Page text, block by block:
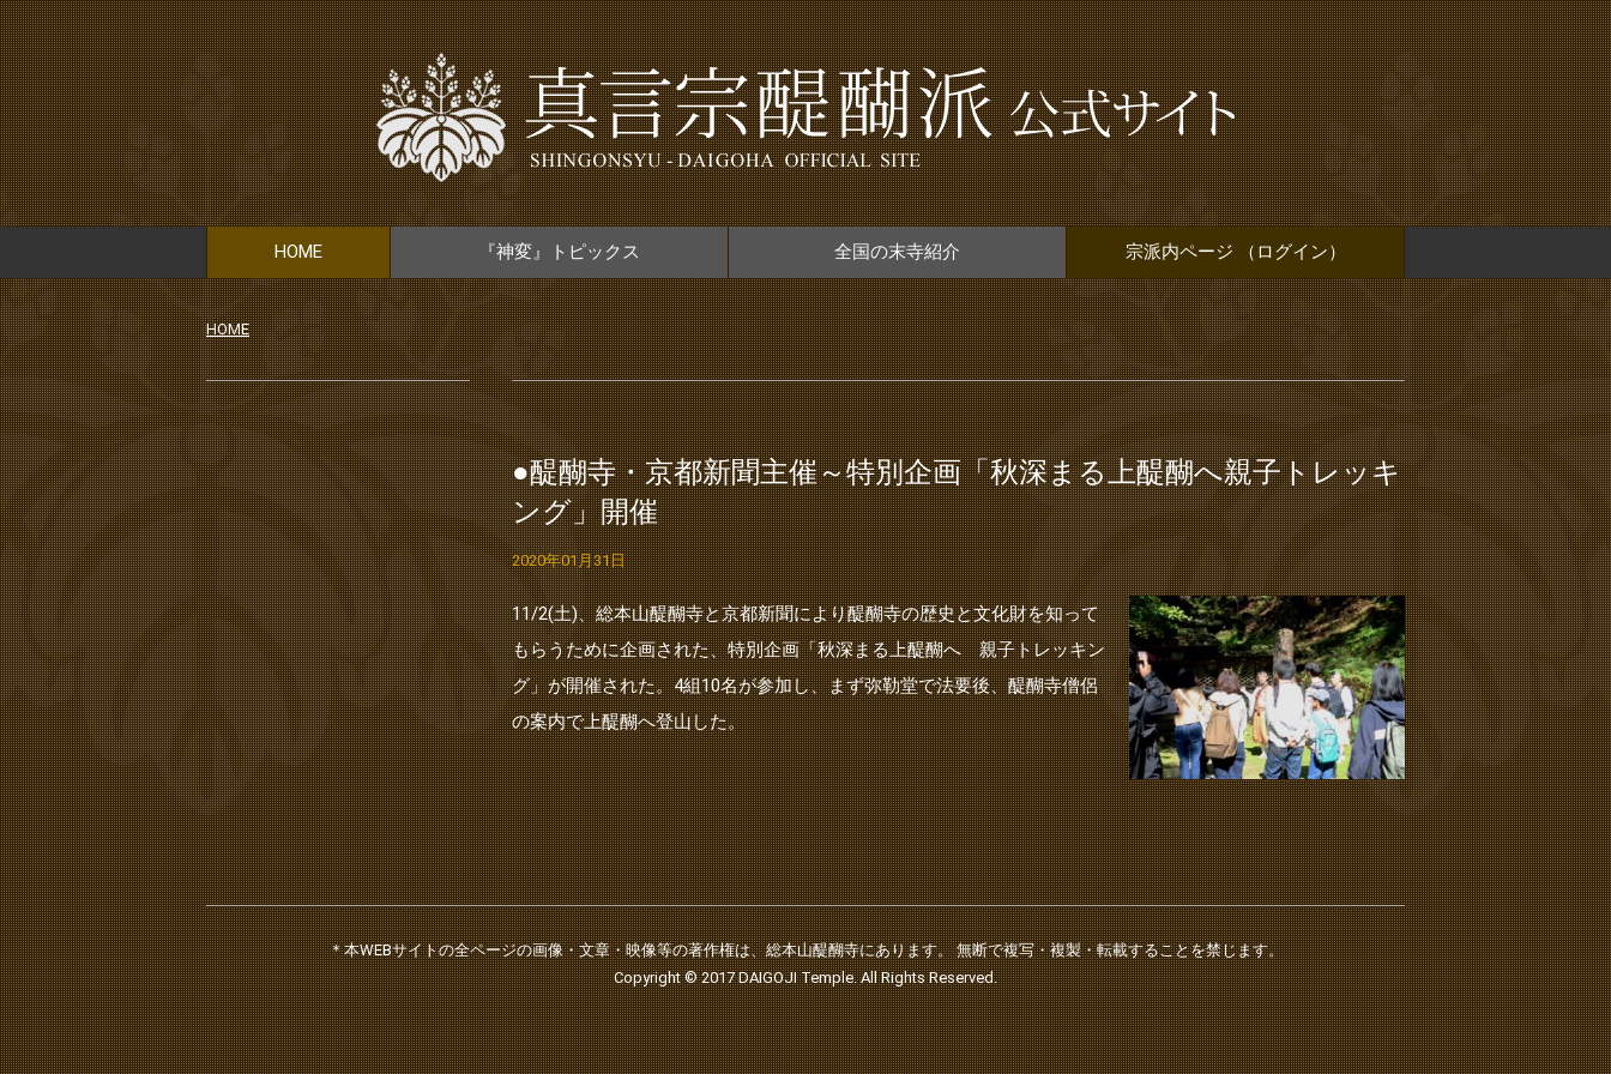
HOME 『神変』トピックス 全国の末寺紹介 宗派内ページ （ログイン）
HOME
●醍醐寺・京都新聞主催～特別企画「秋深まる上醍醐へ親子トレッキ
ング」開催
2020年01月31日
11/2(土)、総本山醍醐寺と京都新聞により醍醐寺の歴史と文化財を知って
もらうために企画された、特別企画「秋深まる上醍醐へ 親子トレッキン
グ」が開催された。4組10名が参加し、まず弥勒堂で法要後、醍醐寺僧侶
の案内で上醍醐へ登山した。
＊本WEBサイトの全ページの画像・文章・映像等の著作権は、総本山醍醐寺にあります。 無断で複写・複製・転載することを禁じます。
Copyright © 2017 DAIGOJI Temple. All Rights Reserved.